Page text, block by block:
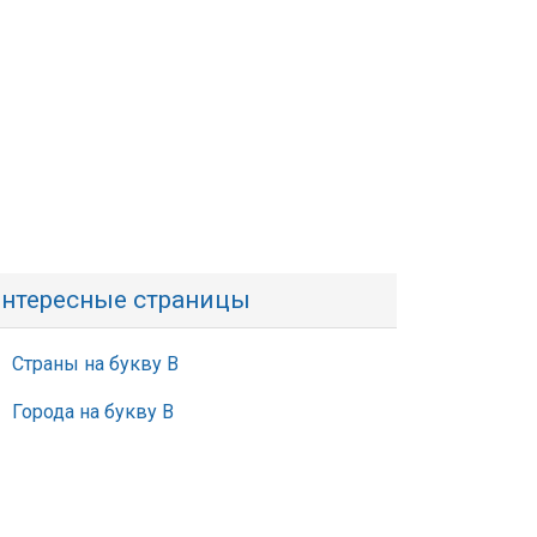
страницы
Страны на букву В
Города на букву В